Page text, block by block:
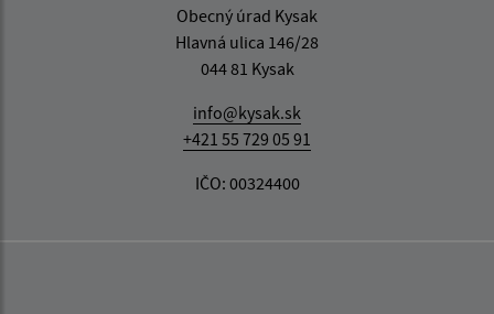
Obecný úrad Kysak
Hlavná ulica 146/28
044 81 Kysak
info@kysak.sk
+421 55 729 05 91
IČO: 00324400